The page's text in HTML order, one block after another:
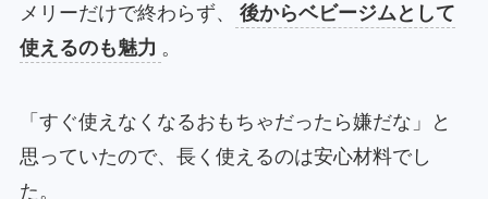
メリーだけで終わらず、
後からベビージムとして
使えるのも魅力 。
「すぐ使えなくなるおもちゃだったら嫌だな」と
思っていたので、長く使えるのは安心材料でし
た。